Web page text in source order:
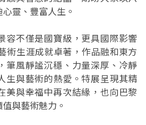
靈、豐富人生。
容不僅是國寶級，更具國際影響
術生涯成就卓著，作品融和東方
筆風靜謐沉穩、力量深厚、冷靜
生與藝術的熱愛。特展呈現其精
美與幸福中再次結緣，也向巴黎
與藝術魅力。